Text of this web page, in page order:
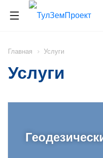
Главная Услуги
Услуги